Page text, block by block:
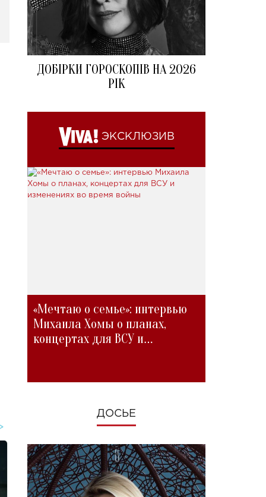
ДОБІРКИ ГОРОСКОПІВ НА 2026
РІК
ЭКСКЛЮЗИВ
«Мечтаю о семье»: интервью
Михаила Хомы о планах,
концертах для ВСУ и
ДОСЬЕ